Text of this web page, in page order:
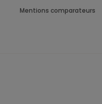
Mentions comparateurs